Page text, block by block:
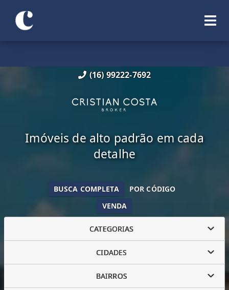
(16) 99222-7692
Imóveis de alto padrão em cada
detalhe
VENDA
BUSCA COMPLETA POR CÓDIGO
CATEGORIAS
CIDADES
BAIRROS